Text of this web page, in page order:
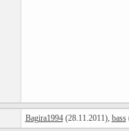
Bagira1994(28.11.2011), bass